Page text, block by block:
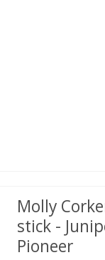
Molly
stick -
Pioneer